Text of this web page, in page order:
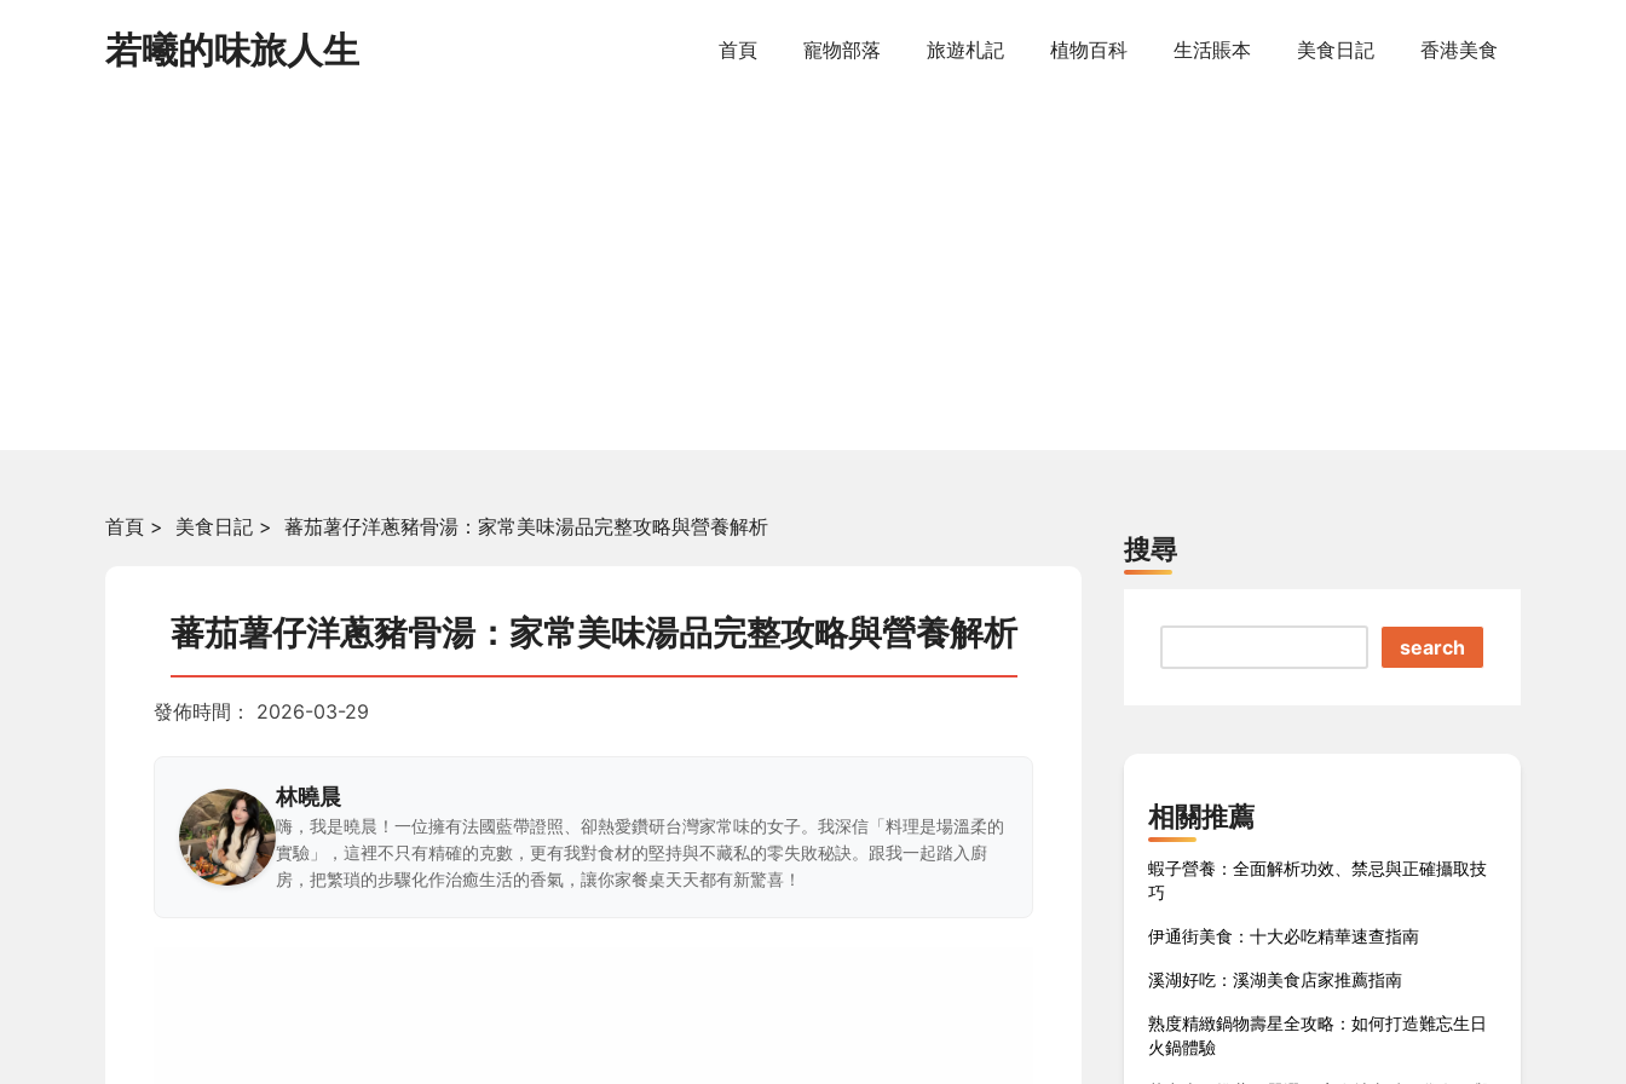
若曦的味旅人生 首頁 寵物部落 旅遊札記 植物百科 生活賬本 美食日記 香港美食
首頁 > 美食日記 > 蕃茄薯仔洋蔥豬骨湯：家常美味湯品完整攻略與營養解析
蕃茄薯仔洋蔥豬骨湯：家常美味湯品完整攻略與營養解析
發佈時間： 2026-03-29
林曉晨
嗨，我是曉晨！一位擁有法國藍帶證照、卻熱愛鑽研台灣家常味的女子。我深信「料理是場溫柔的
實驗」，這裡不只有精確的克數，更有我對食材的堅持與不藏私的零失敗秘訣。跟我一起踏入廚
房，把繁瑣的步驟化作治癒生活的香氣，讓你家餐桌天天都有新驚喜！
搜尋
search
相關推薦
蝦子營養：全面解析功效、禁忌與正確攝取技
巧
伊通街美食：十大必吃精華速查指南
溪湖好吃：溪湖美食店家推薦指南
熟度精緻鍋物壽星全攻略：如何打造難忘生日
火鍋體驗